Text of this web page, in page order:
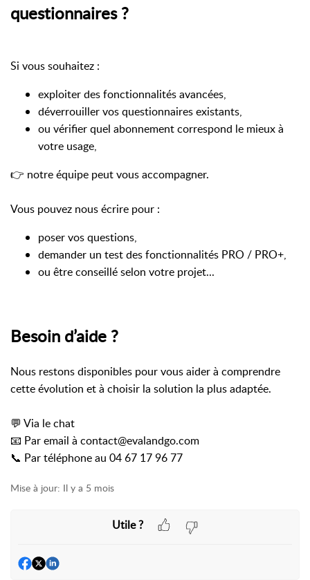
questionnaires ?
Si vous souhaitez :
exploiter des fonctionnalités avancées,
déverrouiller vos questionnaires existants,
ou vérifier quel abonnement correspond le mieux à
votre usage,
👉 notre équipe peut vous accompagner.
Vous pouvez nous écrire pour :
poser vos questions,
demander un test des fonctionnalités PRO / PRO+,
ou être conseillé selon votre projet...
Besoin d’aide ?
Nous restons disponibles pour vous aider à comprendre
cette évolution et à choisir la solution la plus adaptée.
💬 Via le chat
📧 Par email à contact@evalandgo.com
📞 Par téléphone au 04 67 17 96 77
Mise à jour: Il y a 5 mois
Utile ?